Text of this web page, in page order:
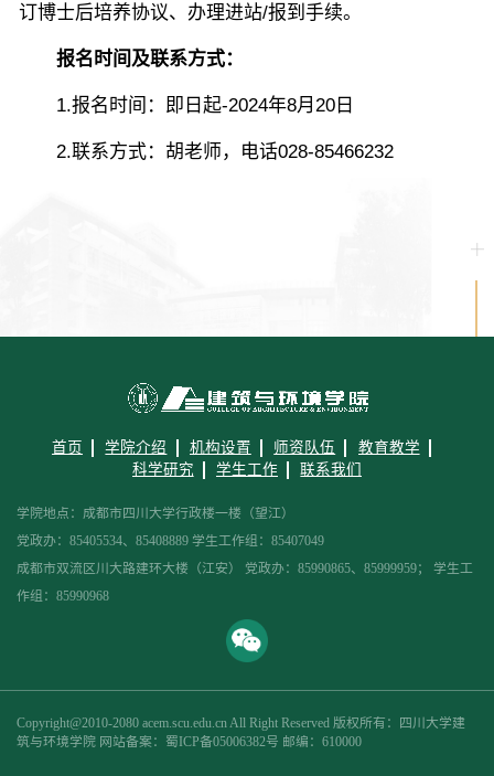
订博士后培养协议、办理进站/报到手续。
报名时间及联系方式：
1.报名时间：即日起-2024年8月20日
2.联系方式：胡老师，电话028-85466232
首页 学院介绍 机构设置 师资队伍
教育教学
科学研究
学生工作 联系我们
学院地点：成都市四川大学行政楼一楼（望江）
党政办：85405534、85408889 学生工作组：85407049
成都市双流区川大路建环大楼（江安） 党政办：85990865、85999959； 学生工
作组：85990968
Copyright@2010-2080 acem.scu.edu.cn All Right Reserved 版权所有：四川大学建
筑与环境学院 网站备案：蜀ICP备05006382号 邮编：610000